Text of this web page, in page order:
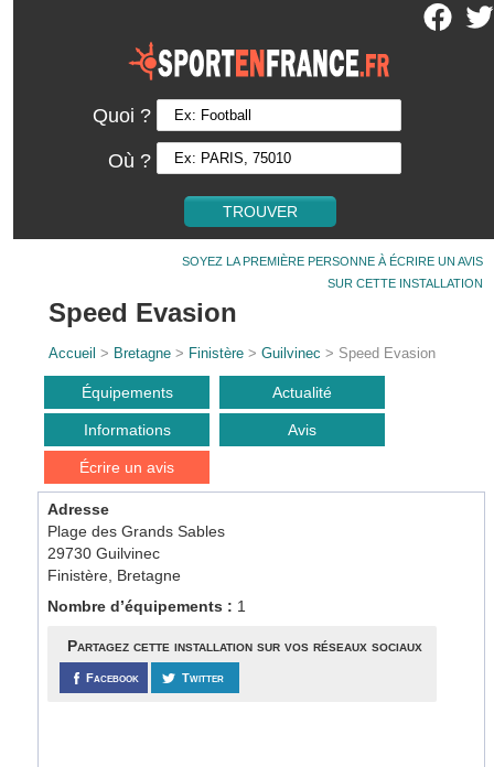
Quoi ?
Où ?
SOYEZ LA PREMIÈRE PERSONNE À ÉCRIRE UN AVIS
SUR CETTE INSTALLATION
Speed Evasion
Accueil > Bretagne > Finistère >Guilvinec > Speed Evasion
Équipements Actualité
Informations Avis
Écrire un avis
Adresse
Plage des Grands Sables
29730 Guilvinec
Finistère, Bretagne
Nombre d’équipements : 1
Partagez cette installation sur vos réseaux sociaux
Facebook Twitter